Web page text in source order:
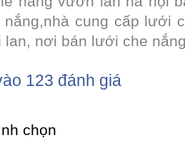
cung cấp lưới
nơi bán lưới che
123 đánh giá
chọn